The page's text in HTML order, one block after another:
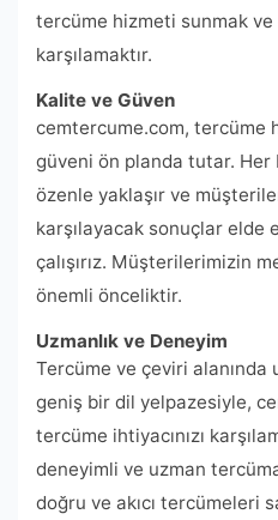
tercüme hizmeti sunmak ve
karşılamaktır.
Kalite ve Güven
cemtercume.com, tercüme
güveni ön planda tutar.
özenle yaklaşır ve
karşılayacak sonuçlar elde
çalışırız. Müşterilerimizin
önemli önceliktir.
Uzmanlık ve Deneyim
Tercüme ve çeviri alanında
geniş bir dil yelpazesiyle,
tercüme ihtiyacınızı
deneyimli ve uzman
doğru ve akıcı tercümeleri